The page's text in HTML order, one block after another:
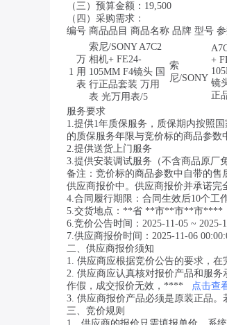
（三）预算金额：19,500
（四）采购需求：
编号 商品品目 商品名称 品牌 型号
1
万
用
表
索尼/SONY A7C2
相机+ FE24-
105MM F4镜头 国
行正品套装 万用
表 光万用表/5
索
尼/SONY
+
镜
正
服务要求
1.提供1年质保服务，质保期内按照
的质保服务年限与竞价标的商品参数
2.提供送货上门服务
3.提供安装调试服务（不含商品原厂
备注：竞价标的商品参数中自带的售
供应商报价中。供应商报价并承诺完
4.合同履行期限：合同生效后10个工
5.交货地点：**省 **市**市**市****
6.竞价公告时间：2025-11-05 ~ 2025-
7.供应商报价时间：2025-11-06
二、供应商报价须知
1. 供应商应根据竞价公告的要求，
2. 供应商应认真核对报价产品和服
作假，成交报价无效，****
点击查
3. 供应商报价产品必须是原装正品。
三、竞价规则